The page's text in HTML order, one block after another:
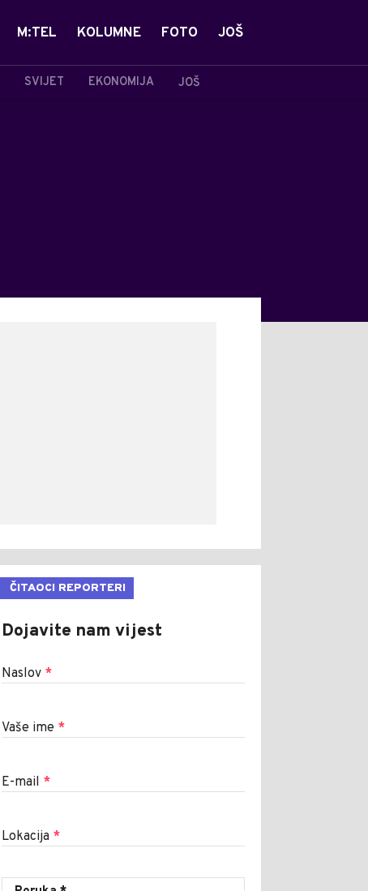
SVIJET EKONOMIJA JOŠ
M:TEL KOLUMNE FOTO JOŠ
ČITAOCI REPORTERI
Dojavite nam vijest
Naslov *
Vaše ime *
E-mail *
Lokacija *